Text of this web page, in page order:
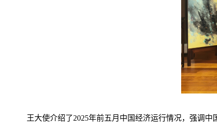
王大使介绍了2025年前五月中国经济运行情况，强调